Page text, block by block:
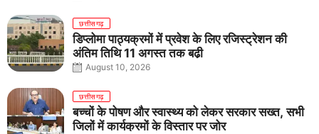
छत्तीसगढ़
डिप्लोमा पाठ्यक्रमों में प्रवेश के लिए रजिस्ट्रेशन की
अंतिम तिथि 11 अगस्त तक बढ़ी
August 10, 2026
छत्तीसगढ़
बच्चों के पोषण और स्वास्थ्य को लेकर सरकार सख्त, सभी
जिलों में कार्यक्रमों के विस्तार पर जोर